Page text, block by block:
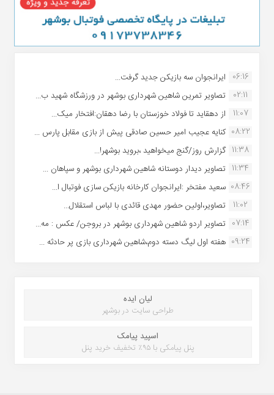
06:16 ایرانجوان سه بازیکن جدید گرفت...
02:11
تصاویر تمرین شاهین شهردارى بوشهر در ورزشگاه شهید ب...
11:07
از دهقاید تا فولاد خوزستان با رضا دهقان:افتخار میک...
08:22 کنایه عجیب امیر حسین صادقی پیش از بازی مقابل پارس ...
11:38 گزارش روز/گنج میخواهید ،بروید بوشهر!...
11:34 تصاویر دیدار دوستانه شاهین شهردارى بوشهر و سپاهان ...
08:46 سعید مفتخر :ایرانجوان کارخانه بازیکن سازی فوتبال ا...
11:02
تصاویر،اولین حضور مهدی قائدی با لباس استقلال...
07:14 تصاویر اردو شاهین شهرداری بوشهر در بروجن/ عکس : مه...
09:24 هفته اول لیگ دسته دوم،شاهین شهرداری بازی پر حادثه ...
لیان ایده
طراحی سایت در بوشهر
اسپید پیامک
پنل پیامکی با ۹۵٪ تخفیف خرید پنل